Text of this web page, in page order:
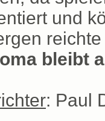
und
bleibt
: Paul